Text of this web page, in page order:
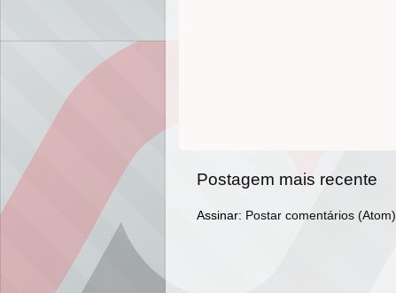
Postagem mais recente
Assinar: Postar comentários (Atom)